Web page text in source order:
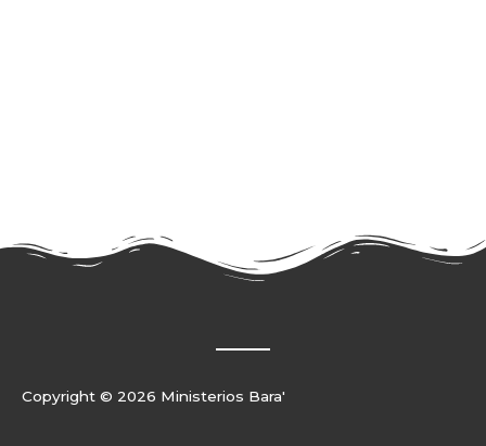
Copyright © 2026 Ministerios Bara'